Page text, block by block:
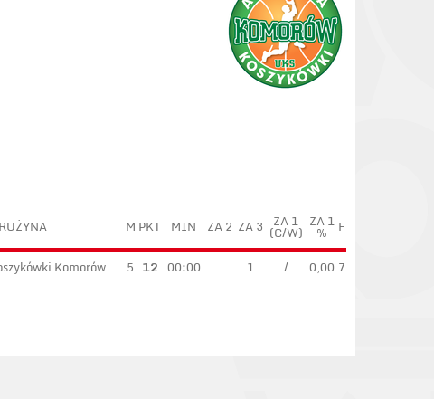
M PKT MIN ZA 2 ZA 3 ZA 1
(C/W)
ZA 1
% F
Komorów 5 12 00:00 1 / 0,00 7